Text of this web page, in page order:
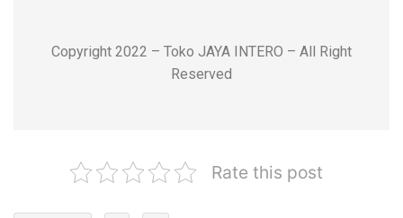
Copyright 2022 – Toko JAYA INTERO – All Right
Reserved
Rate this post